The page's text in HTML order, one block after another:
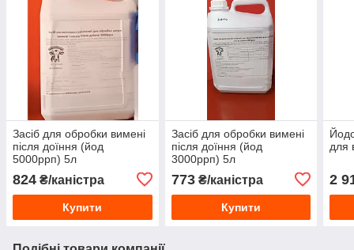
Засіб для обробки вимені
після доїння (йод
5000ррп) 5л
824 ₴/каністра
Купити
Засіб для обробки вимені
після доїння (йод
3000ррп) 5л
773₴/каністра
Купити
для
2